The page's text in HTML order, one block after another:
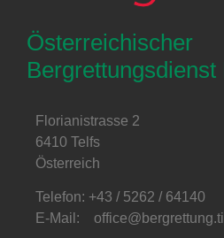
Österreichischer
Bergrettungsdienst
Florianistrasse 2
6410 Telfs
Österreich
Telefon: +43 / 5262 / 64140
E-Mail: